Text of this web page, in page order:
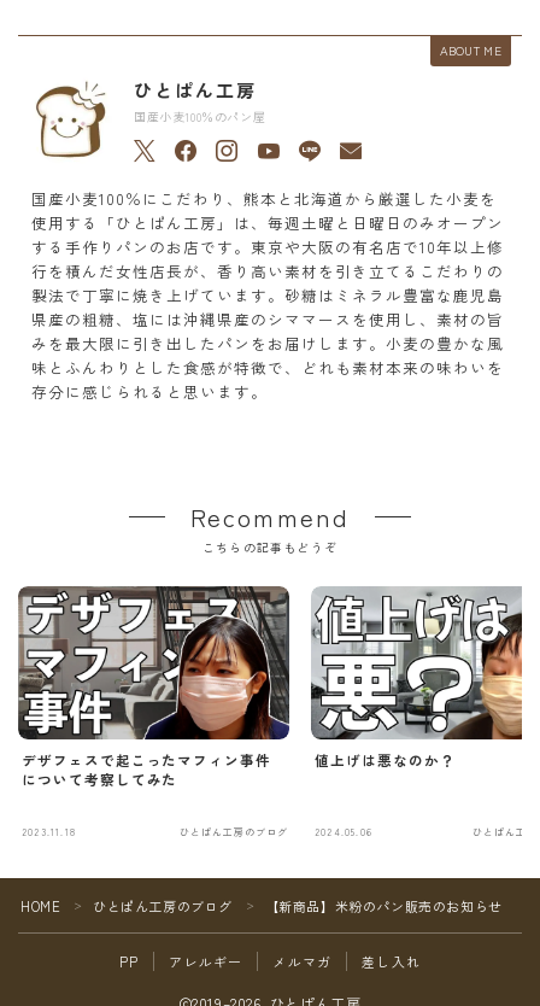
ABOUT ME
ひとぱん工房
国産小麦100％のパン屋
国産小麦100％にこだわり、熊本と北海道から厳選した小麦を
使用する「ひとぱん工房」は、毎週土曜と日曜日のみオープン
する手作りパンのお店です。東京や大阪の有名店で10年以上修
行を積んだ女性店長が、香り高い素材を引き立てるこだわりの
製法で丁寧に焼き上げています。砂糖はミネラル豊富な鹿児島
県産の粗糖、塩には沖縄県産のシママースを使用し、素材の旨
みを最大限に引き出したパンをお届けします。小麦の豊かな風
味とふんわりとした食感が特徴で、どれも素材本来の味わいを
存分に感じられると思います。
Recommend
こちらの記事もどうぞ
デザフェスで起こったマフィン事件
について考察してみた
2023.11.18 ひとぱん工房のブログ
値上げは悪なのか？
2024.05.06 ひとぱん工
HOME ＞ ひとぱん工房のブログ ＞ 【新商品】米粉のパン販売のお知らせ
PP アレルギー メルマガ 差し入れ